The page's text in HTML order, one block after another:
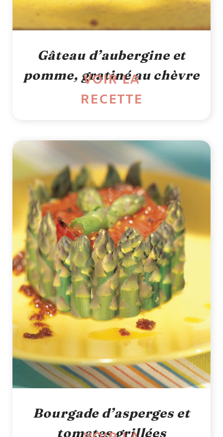
Gâteau d’aubergine et
pomme, gratiné au chèvre
VOIR LA
RECETTE
Bourgade d’asperges et
tomates grillées